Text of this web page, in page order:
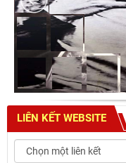
LIÊN KẾT WEBSITE